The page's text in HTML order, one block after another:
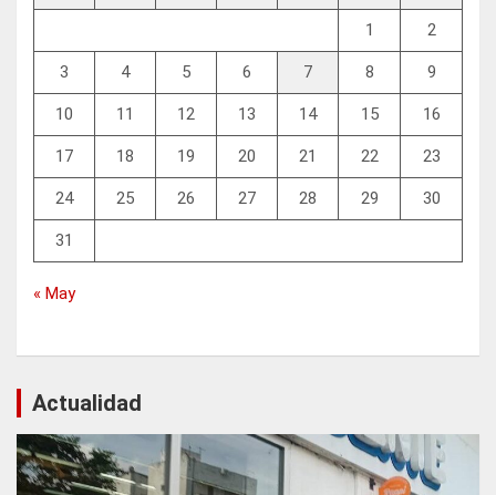
1 2
3 4 5 6 7 8 9
10 11 12 13 14 15 16
17 18 19 20 21 22 23
24 25 26 27 28 29 30
31
« May
Actualidad